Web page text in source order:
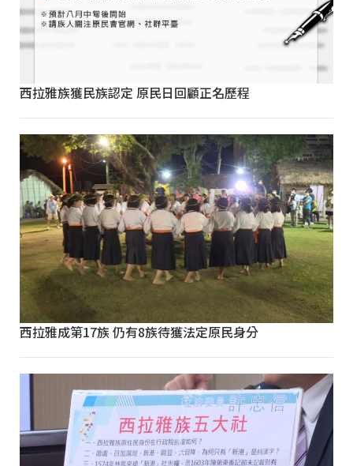
西拉雅族獲民族認定 原民日回顧正名歷程
西拉雅成第17族 仍有8族待獲法定原民身分